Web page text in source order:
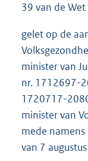
39 van de Wet
gelet op de
minister van
nr. 1712697-
1720717-
minister van
mede
van 7